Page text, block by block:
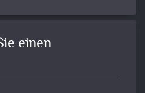
einen